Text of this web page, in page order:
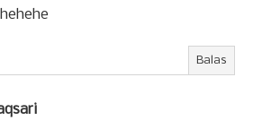
Balas